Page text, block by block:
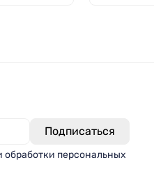
обработки персональных